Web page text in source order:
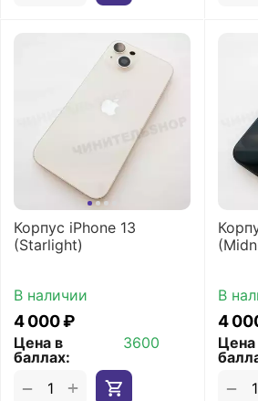
Корпус iPhone 13
(Starlight)
В наличии
4 000₽
Цена в
баллах:
3600
+
−
В
4
Цена
−